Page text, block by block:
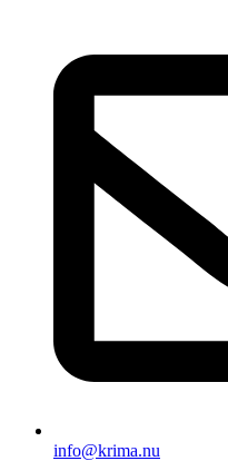
info@krima.nu